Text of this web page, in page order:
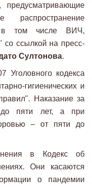
предусматривающие
в том числе ВИЧ,
со ссылкой на пресс-
Султонова.
Уголовного кодекса
гигиенических и
Наказание за
пяти лет, а при
– от пяти до
в Кодекс об
Они касаются
о пандемии